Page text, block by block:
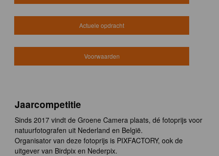
Actuele opdracht
Voorwaarden
Jaarcompetitie
Sinds 2017 vindt de Groene Camera plaats, dé fotoprijs voor
natuurfotografen uit Nederland en België.
Organisator van deze fotoprijs is PIXFACTORY, ook de
uitgever van Birdpix en Nederpix.